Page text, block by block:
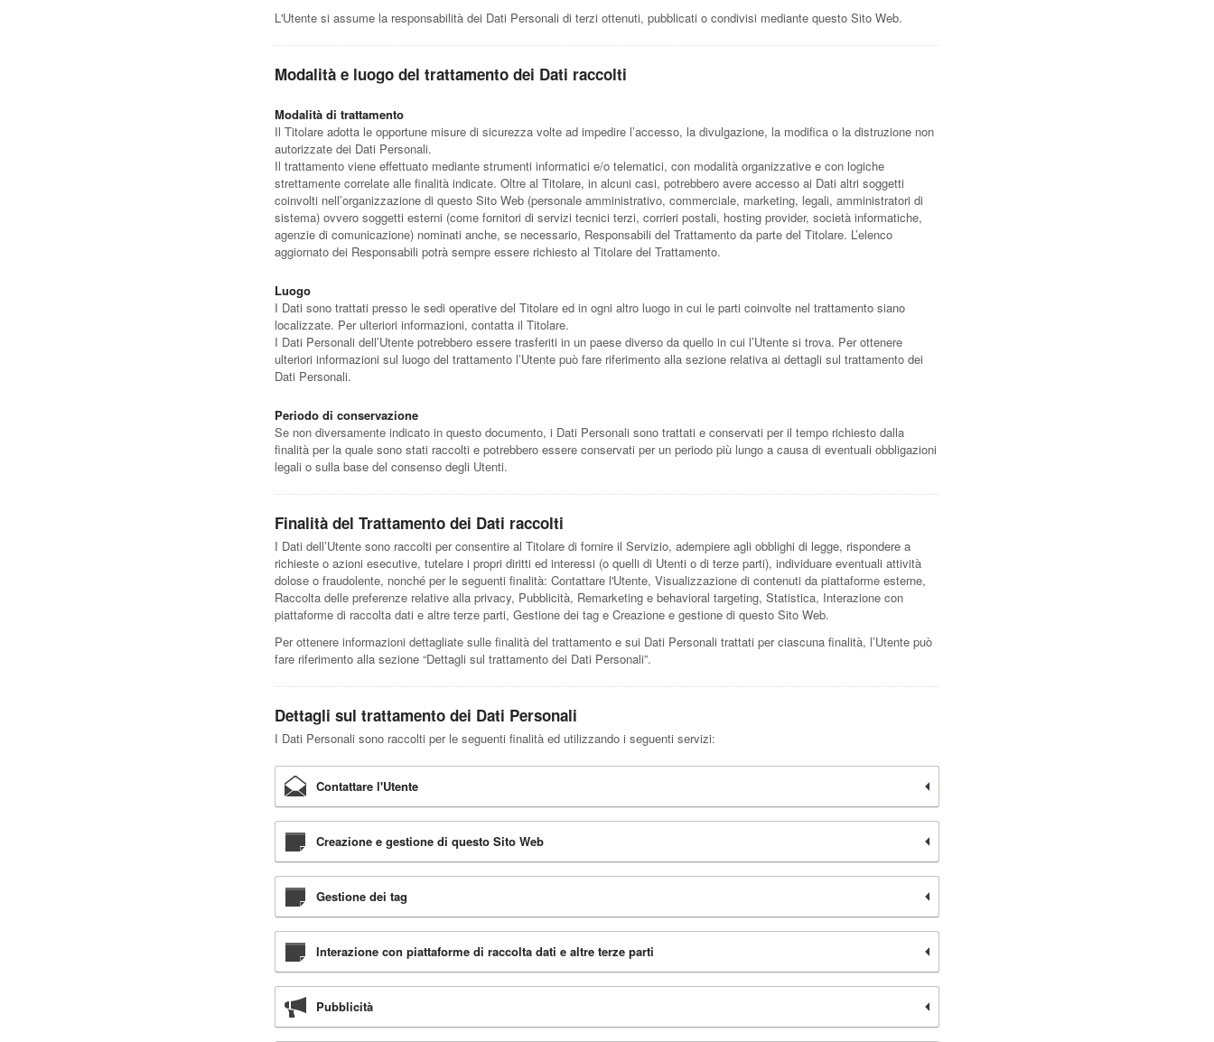
L'Utente si assume la responsabilità dei Dati Personali di terzi ottenuti, pubblicati o condivisi mediante questo Sito Web.
Modalità e luogo del trattamento dei Dati raccolti
Modalità di trattamento
Il Titolare adotta le opportune misure di sicurezza volte ad impedire l’accesso, la divulgazione, la modifica o la distruzione non
autorizzate dei Dati Personali.
Il trattamento viene effettuato mediante strumenti informatici e/o telematici, con modalità organizzative e con logiche
strettamente correlate alle finalità indicate. Oltre al Titolare, in alcuni casi, potrebbero avere accesso ai Dati altri soggetti
coinvolti nell’organizzazione di questo Sito Web (personale amministrativo, commerciale, marketing, legali, amministratori di
sistema) ovvero soggetti esterni (come fornitori di servizi tecnici terzi, corrieri postali, hosting provider, società informatiche,
agenzie di comunicazione) nominati anche, se necessario, Responsabili del Trattamento da parte del Titolare. L’elenco
aggiornato dei Responsabili potrà sempre essere richiesto al Titolare del Trattamento.
Luogo
I Dati sono trattati presso le sedi operative del Titolare ed in ogni altro luogo in cui le parti coinvolte nel trattamento siano
localizzate. Per ulteriori informazioni, contatta il Titolare.
I Dati Personali dell’Utente potrebbero essere trasferiti in un paese diverso da quello in cui l’Utente si trova. Per ottenere
ulteriori informazioni sul luogo del trattamento l’Utente può fare riferimento alla sezione relativa ai dettagli sul trattamento dei
Dati Personali.
Periodo di conservazione
Se non diversamente indicato in questo documento, i Dati Personali sono trattati e conservati per il tempo richiesto dalla
finalità per la quale sono stati raccolti e potrebbero essere conservati per un periodo più lungo a causa di eventuali obbligazioni
legali o sulla base del consenso degli Utenti.
Finalità del Trattamento dei Dati raccolti
I Dati dell’Utente sono raccolti per consentire al Titolare di fornire il Servizio, adempiere agli obblighi di legge, rispondere a
richieste o azioni esecutive, tutelare i propri diritti ed interessi (o quelli di Utenti o di terze parti), individuare eventuali attività
dolose o fraudolente, nonché per le seguenti finalità: Contattare l'Utente, Visualizzazione di contenuti da piattaforme esterne,
Raccolta delle preferenze relative alla privacy, Pubblicità, Remarketing e behavioral targeting, Statistica, Interazione con
piattaforme di raccolta dati e altre terze parti, Gestione dei tag e Creazione e gestione di questo Sito Web.
Per ottenere informazioni dettagliate sulle finalità del trattamento e sui Dati Personali trattati per ciascuna finalità, l’Utente può
fare riferimento alla sezione “Dettagli sul trattamento dei Dati Personali”.
Dettagli sul trattamento dei Dati Personali
I Dati Personali sono raccolti per le seguenti finalità ed utilizzando i seguenti servizi:
Contattare l'Utente
Creazione e gestione di questo Sito Web
Gestione dei tag
Interazione con piattaforme di raccolta dati e altre terze parti
Pubblicità